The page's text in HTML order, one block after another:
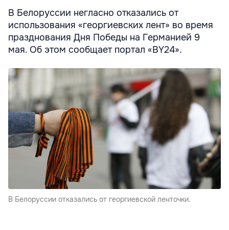
В Белоруссии негласно отказались от
использования «георгиевских лент» во время
празднования Дня Победы на Германией 9
мая. Об этом сообщает портал «BY24».
В Белоруссии отказались от георгиевской ленточки.